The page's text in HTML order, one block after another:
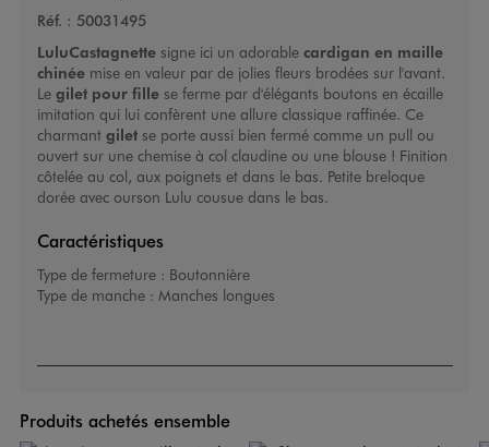
Réf. : 50031495
LuluCastagnette signe ici un adorable cardigan en maille
chinéemise en valeur par de jolies fleurs brodées sur l'avant.
Le gilet pour fillese ferme par d'élégants boutons en écaille
imitation qui lui confèrent une allure classique raffinée. Ce
charmant gilet se porte aussi bien fermé comme un pull ou
ouvert sur une chemise à col claudine ou une blouse ! Finition
côtelée au col, aux poignets et dans le bas. Petite breloque
dorée avec ourson Lulu cousue dans le bas.
Caractéristiques
Type de fermeture : Boutonnière
Type de manche : Manches longues
Produits achetés ensemble